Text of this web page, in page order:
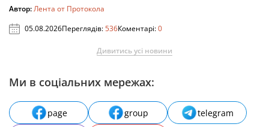
Автор:Лента от Протокола
05.08.2026Переглядів:536Коментарі:0
Дивитись усі новини
Ми в соціальних мережах:
page group
telegram